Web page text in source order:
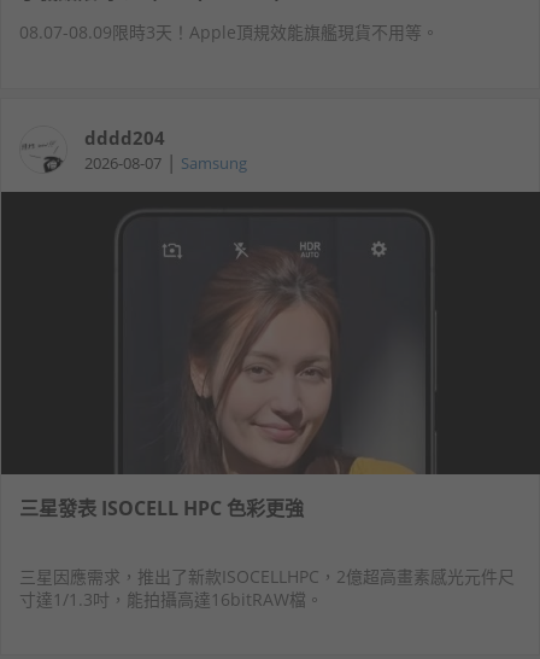
08.07-08.09限時3天！Apple頂規效能旗艦現貨不用等。
dddd204
2026-08-07 | Samsung
三星發表 ISOCELL HPC 色彩更強
三星因應需求，推出了新款ISOCELLHPC，2億超高畫素感光元件尺
寸達1/1.3吋，能拍攝高達16bitRAW檔。